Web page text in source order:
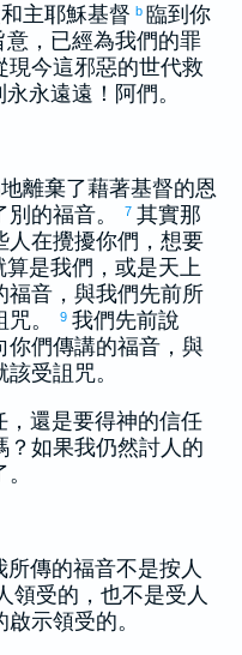
主耶穌基督 b 臨到你
，已經為我們的罪
現今這邪惡的世代救
永遠遠！阿們。
離棄了藉著基督的恩
的福音。
7 其實那
人在攪擾你們，想要
算是我們，或是天上
福音，與我們先前所
。
9 我們先前說
你們傳講的福音，與
受詛咒。
還是要得神的信任
？如果我仍然討人的
傳的福音不是按人
領受的，也不是受人
示領受的。